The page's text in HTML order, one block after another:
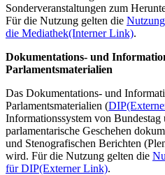
Sonderveranstaltungen zum
Für die Nutzung gelten die
die Mediathek(Interner Link).
Dokumentations- und
Parlamentsmaterialien
Das Dokumentations- und
Parlamentsmaterialien (DIP
Informationssystem von
parlamentarische Geschehen
und Stenografischen Berichten
wird. Für die Nutzung gelten die
für DIP(Externer Link).